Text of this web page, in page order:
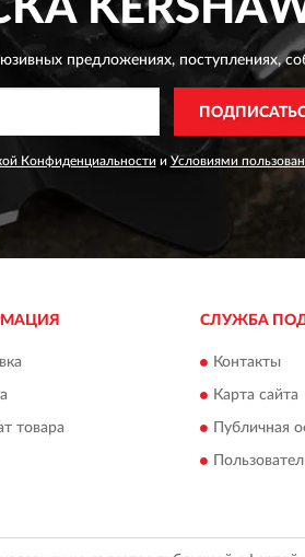
предложениях,поступлениях,
Конфиденциальности и Условиями
товара
СЛУЖБА
Контакты
Карта сайта
Публичная